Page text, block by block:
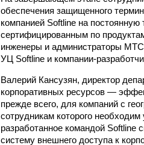
обеспечения защищенного
компанией Softline на
сертифицированным по
инженеры и администраторы
УЦ Softline и компании-
Валерий Кансузян, директор
корпоративных ресурсов —
прежде всего, для компаний с
сотрудникам которого
разработанное командой
систему внешнего доступа к